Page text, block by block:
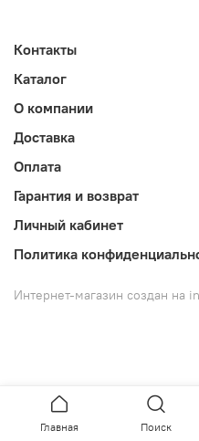
Контакты
Каталог
О компании
Доставка
Оплата
Гарантия и возврат
Личный кабинет
Политика
Интернет-магазин создан на
Главная Поиск